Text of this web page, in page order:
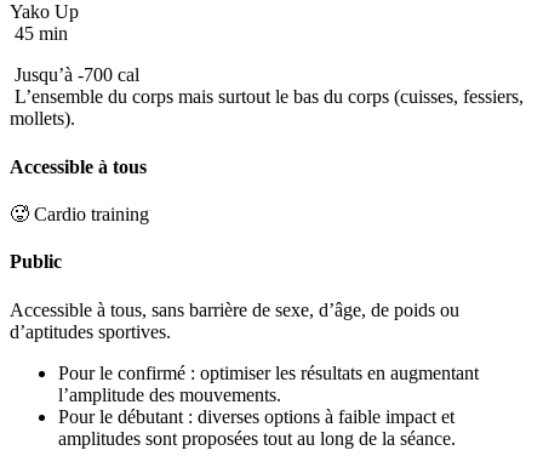
Yako Up
45 min
Jusqu’à -700 cal
L’ensemble du corps mais surtout le bas du corps (cuisses, fessiers,
mollets).
Accessible à tous
🥵 Cardio training
Public
Accessible à tous, sans barrière de sexe, d’âge, de poids ou
d’aptitudes sportives.
Pour le confirmé : optimiser les résultats en augmentant
l’amplitude des mouvements.
Pour le débutant : diverses options à faible impact et
amplitudes sont proposées tout au long de la séance.